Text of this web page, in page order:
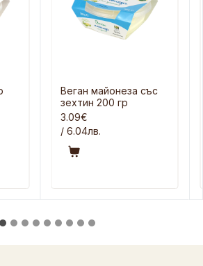
Веган майонеза със
зехтин 200 гр
3.09€
/ 6.04лв.